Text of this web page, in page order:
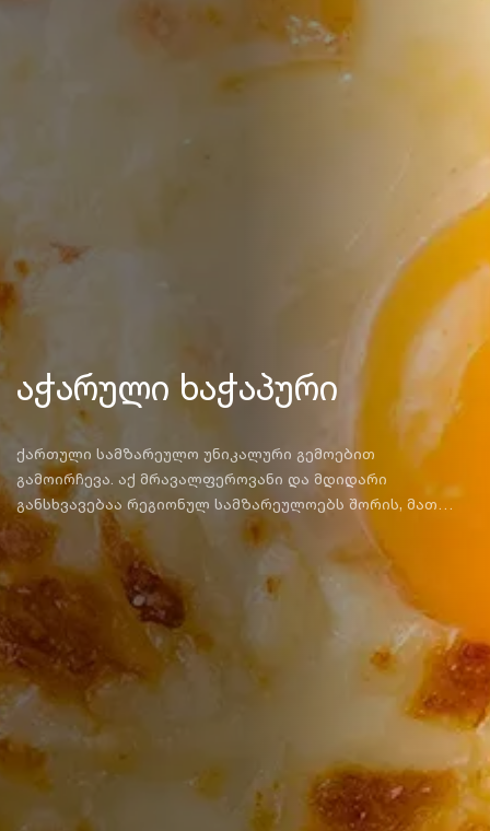
აჭარული ხაჭაპური
ქართული სამზარეულო უნიკალური გემოებით
გამოირჩევა. აქ მრავალფეროვანი და მდიდარი
განსხვავებაა რეგიონულ სამზარეულოებს შორის, მათ
შორის ერთ-ერთი ყველაზე განსაკუთრებული კი აჭარული
სამზარეულოა, სადაც ფერთა მთელ პალიტრას შეხვდები
და ერთმანეთში შერწყმულ მთის ხისტ და ზღვისპირეთის
ნაზ არომატებს აღმოაჩენ. აჭარული ხაჭაპური
გამორჩეული ფორმისა და წარმოშობისაა. მისი ისტორია
ლაზებს უკავშირდება, რომლებიც მენავეები და
მეთევზეები იყვნენ. ლაზებმა ცომი ნავის ფორმით
გამოიყვანეს, ყველით გამოავსეს და გულსართში
გატეხილი კვერცხი ჩადეს, სწორედ ისე, როგორც მზე
ვარდება ზღვაში. გამომცხვარ ხაჭაპურში, ბარაქისა და
ხვავის სიმბოლოდ, კარაქის ნაჭერიც დაამატეს.